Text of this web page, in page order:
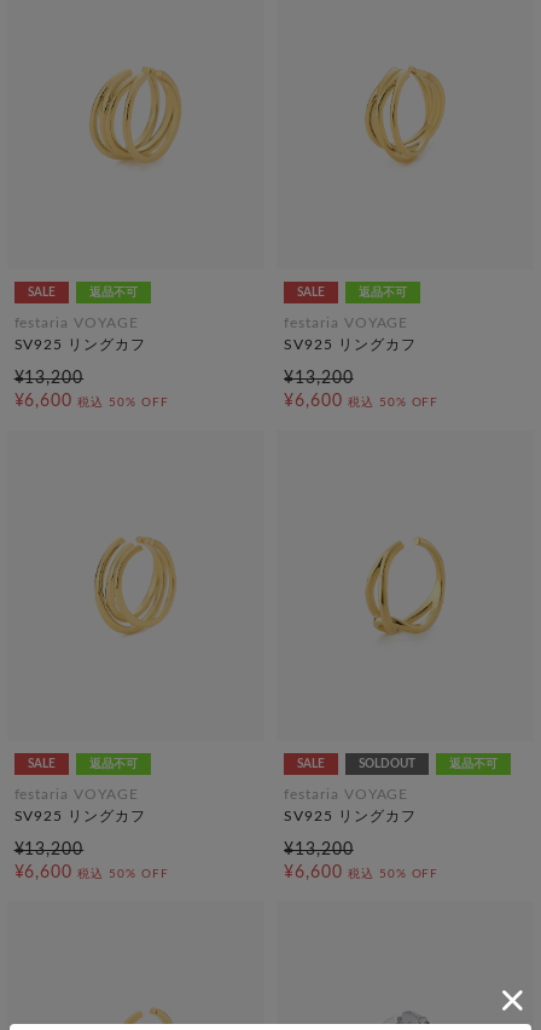
SALE 返品不可
festaria VOYAGE
SV925 リングカフ
¥13,200
¥6,600 税込 50% OFF
SALE 返品不可
festaria VOYAGE
SV925 リングカフ
¥13,200
¥6,600 税込 50% OFF
SALE 返品不可
festaria VOYAGE
SV925 リングカフ
¥13,200
¥6,600 税込 50% OFF
SALE SOLDOUT 返品不可
festaria VOYAGE
SV925 リングカフ
¥13,200
¥6,600 税込 50% OFF